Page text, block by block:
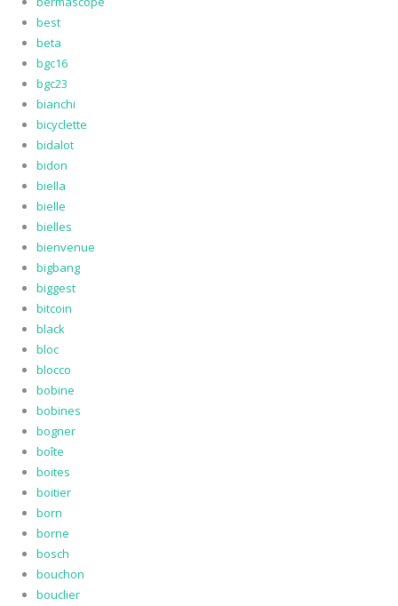
best
beta
bgc16
bgc23
bianchi
bicyclette
bidalot
bidon
biella
bielle
bielles
bienvenue
bigbang
biggest
bitcoin
black
bloc
blocco
bobine
bobines
bogner
boîte
boites
boitier
born
borne
bosch
bouchon
bouclier